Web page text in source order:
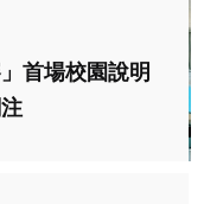
首場校園說明